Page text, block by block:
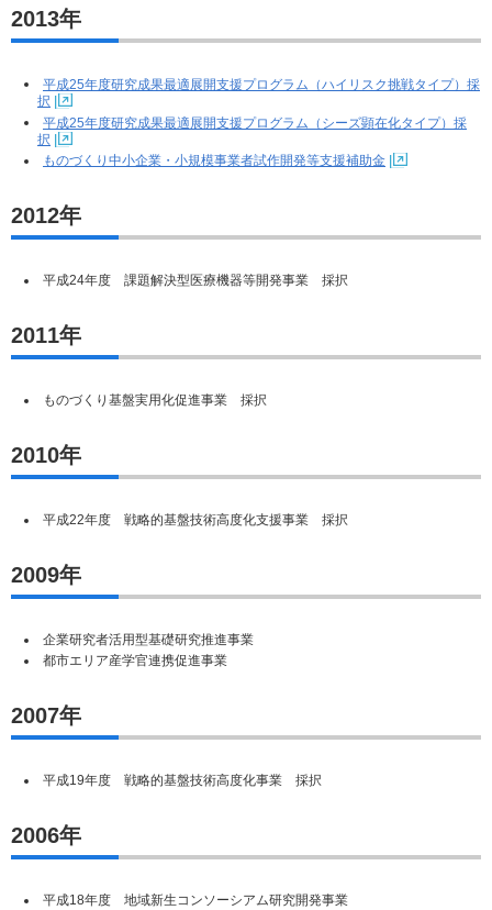
2013年
平成25年度研究成果最適展開支援プログラム（ハイリスク挑戦タイプ）採
択
平成25年度研究成果最適展開支援プログラム（シーズ顕在化タイプ）採
択
ものづくり中小企業・小規模事業者試作開発等支援補助金
2012年
平成24年度 課題解決型医療機器等開発事業 採択
2011年
ものづくり基盤実用化促進事業 採択
2010年
平成22年度 戦略的基盤技術高度化支援事業 採択
2009年
企業研究者活用型基礎研究推進事業
都市エリア産学官連携促進事業
2007年
平成19年度 戦略的基盤技術高度化事業 採択
2006年
平成18年度 地域新生コンソーシアム研究開発事業